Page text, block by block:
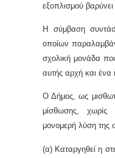
εξοπλισμού βαρύνει
Η σύμβαση
οποίων
σχολική μονάδα
αυτής αρχή και
Ο Δήμος, ως
μίσθωσης, χωρίς
μονομερή λύση της
(α) Καταργηθεί η